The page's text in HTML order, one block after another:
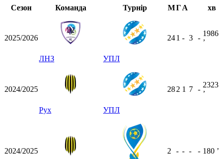
Сезон
Команда Турнір МГА хв
2025/2026
ЛНЗ УПЛ
241 - 3 -
1986
ʼ
2024/2025
Рух УПЛ
282 1 7 -
2323
ʼ
2024/2025 2 - - - - 180 ʼ